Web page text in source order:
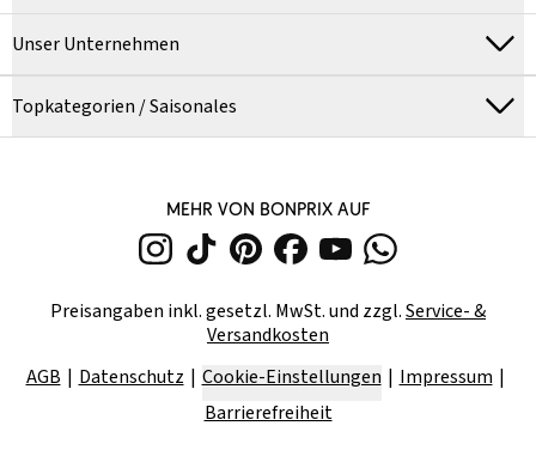
Unser Unternehmen
Topkategorien / Saisonales
MEHR VON BONPRIX AUF
Preisangaben inkl. gesetzl. MwSt. und zzgl.Service- &
Versandkosten
AGB
Datenschutz Cookie-Einstellungen
Impressum
Barrierefreiheit